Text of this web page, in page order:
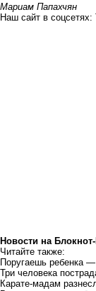
Мариам Папахчян
Наш сайт в соцсетях:
Новости на
Читайте также:
Поругаешь ребенка
Три человека
Карате-мадам